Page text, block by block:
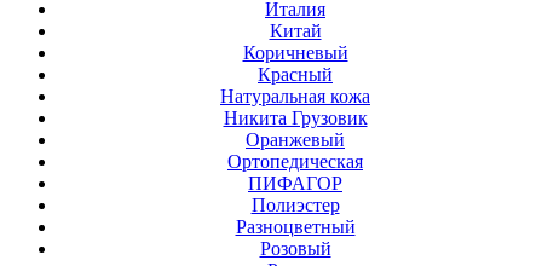
Италия
Китай
Коричневый
Красный
Натуральная кожа
Никита Грузовик
Оранжевый
Ортопедическая
ПИФАГОР
Полиэстер
Разноцветный
Розовый